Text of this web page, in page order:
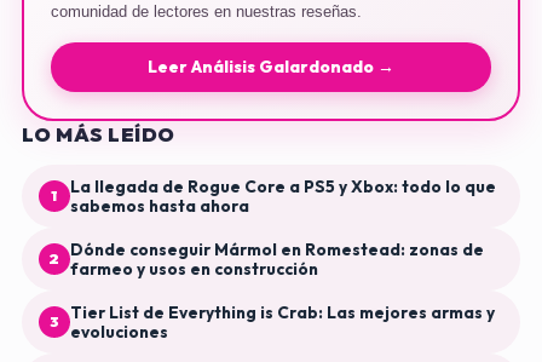
comunidad de lectores en nuestras reseñas.
Leer Análisis Galardonado →
LO MÁS LEÍDO
1
La llegada de Rogue Core a PS5 y Xbox: todo lo que
sabemos hasta ahora
2
Dónde conseguir Mármol en Romestead: zonas de
farmeo y usos en construcción
3
Tier List de Everything is Crab: Las mejores armas y
evoluciones